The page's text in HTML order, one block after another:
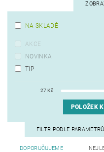
NA SKLADĚ
AKCE
NOVINKA
TIP
27Kč
POLOŽEK
FILTR PODLE
DOPORUČUJEME